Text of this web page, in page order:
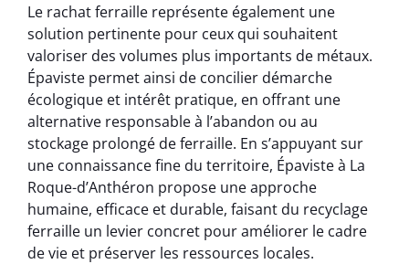
Le rachat ferraille représente également une
solution pertinente pour ceux qui souhaitent
valoriser des volumes plus importants de métaux.
Épaviste permet ainsi de concilier démarche
écologique et intérêt pratique, en offrant une
alternative responsable à l’abandon ou au
stockage prolongé de ferraille. En s’appuyant sur
une connaissance fine du territoire, Épaviste à La
Roque-d’Anthéron propose une approche
humaine, efficace et durable, faisant du recyclage
ferraille un levier concret pour améliorer le cadre
de vie et préserver les ressources locales.